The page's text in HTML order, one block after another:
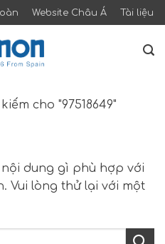
Website Châu Á Tài liệu
cho "97518649"
dung gì phù hợp với
Vui lòng thử lại với một